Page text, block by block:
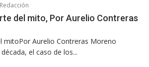
del mito, Por Aurelio Contreras
mitoPor Aurelio Contreras Moreno
el caso de los...